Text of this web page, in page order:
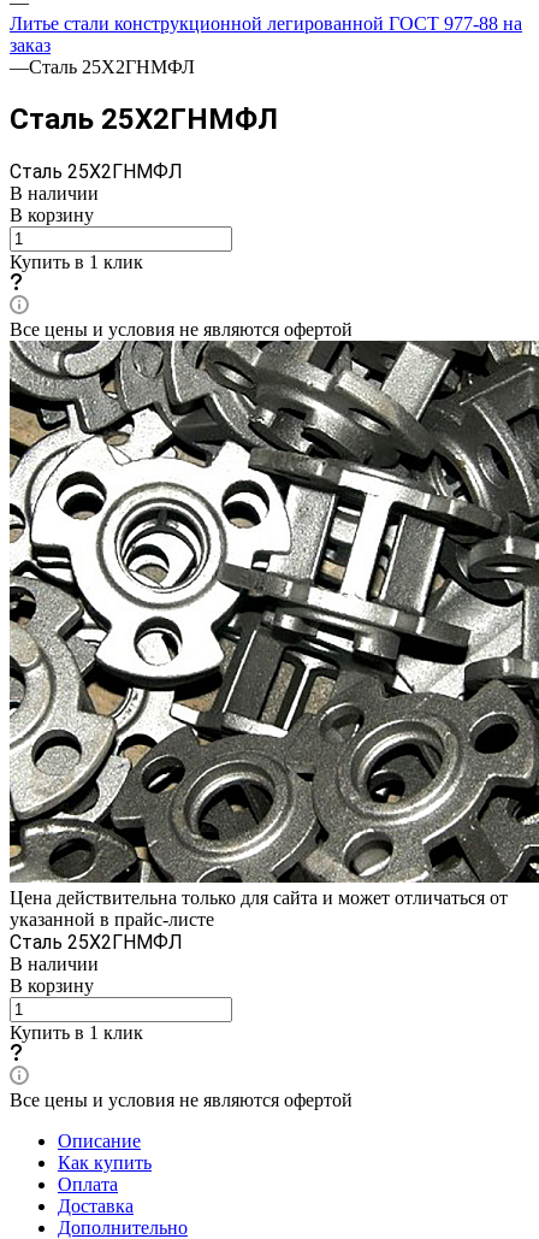
Литье стали конструкционной легированной ГОСТ 977-88 на
заказ
—Сталь 25Х2ГНМФЛ
Сталь 25Х2ГНМФЛ
Сталь 25Х2ГНМФЛ
В наличии
В корзину
Купить в 1 клик
Все цены и условия не являются офертой
Цена действительна только для сайта и может отличаться от
указанной в прайс-листе
Сталь 25Х2ГНМФЛ
В наличии
В корзину
Купить в 1 клик
Все цены и условия не являются офертой
Описание
Как купить
Оплата
Доставка
Дополнительно